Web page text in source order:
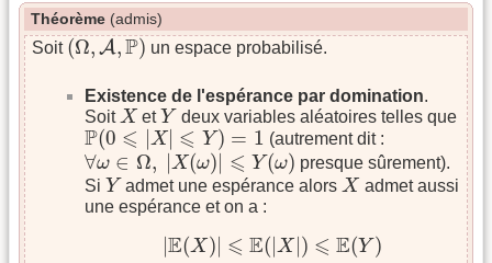
Théorème (admis)
Soit (Ω, A,P)
(Ω,A,P) un espace probabilisé.
Existence de l'espérance par domination.
SoitX
X et Y
Y deux variables aléatoires telles que
P(0 ⩽ X ⩽ Y) = 1
P(0⩽| X|⩽ Y)=1 (autrement dit :
∀ω ∈ Ω, |X(ω) ⩽ Y(ω)
∀ω ∈Ω,|X(ω )|⩽ Y( ω)
presque sûrement).
Si Y
Y admet une espérance alors X
X admet aussi
une espérance et on a :
|E(X ) ⩽ E( |X ) ⩽ E(Y)
|E(X ⩽E(| X|)⩽ E (Y)